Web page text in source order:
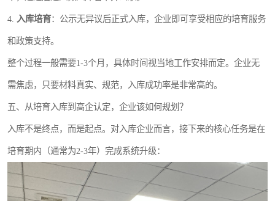
4. 入库培育：公示无异议后正式入库，企业即可享受相应的培育服务
和政策支持。
整个过程一般需要1-3个月，具体时间视当地工作安排而定。企业无
需焦虑，只要材料真实、规范，入库成功率是非常高的。
五、从培育入库到高企认定，企业该如何规划？
入库不是终点，而是起点。对入库企业而言，接下来的核心任务是在
培育期内（通常为2-3年）完成系统升级：